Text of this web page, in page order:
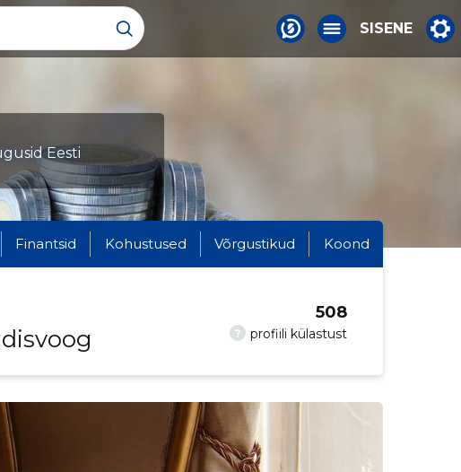
SISENE
Eesti
Finantsid Kohustused Võrgustikud Koond
? profiili külastust
508